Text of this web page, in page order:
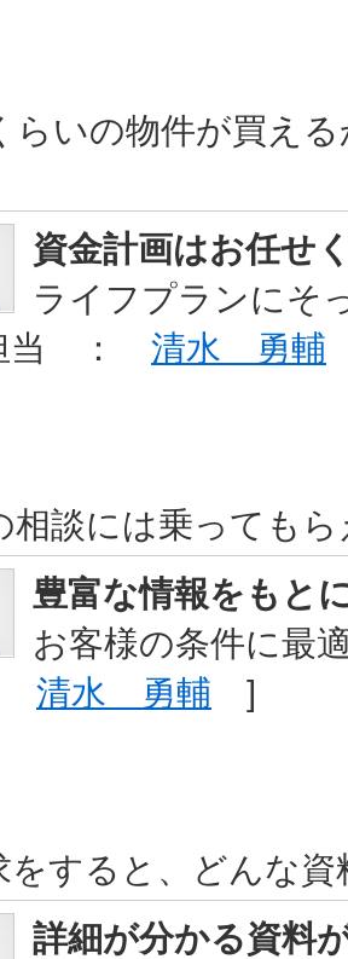
らいの物件が買え
資金計画はお任せ
ライフプランにそ
： 清水 勇輔
相談には乗っても
豊富な情報をもと
お客様の条件に
清水 勇輔 ]
をすると、どんな
詳細が分かる資料